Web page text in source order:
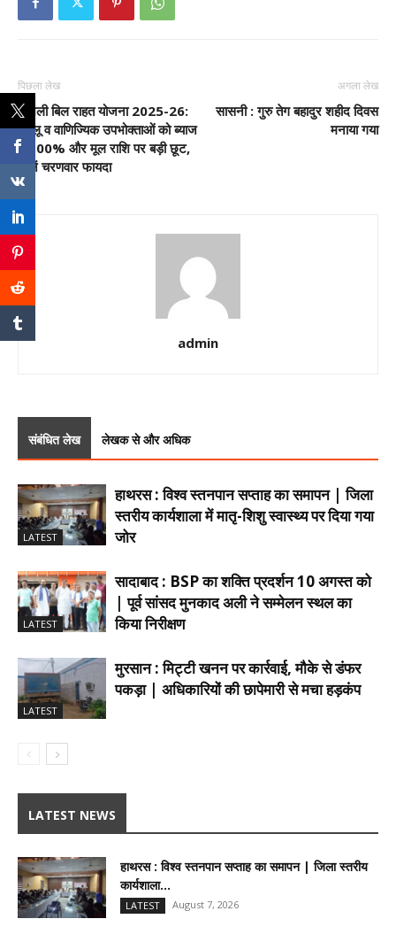
पिछला लेख
बिजली बिल राहत योजना 2025-26:
घरेलू व वाणिज्यिक उपभोक्ताओं को ब्याज
में 100% और मूल राशि पर बड़ी छूट,
जानें चरणवार फायदा
अगला लेख
सासनी : गुरु तेग बहादुर शहीद दिवस
मनाया गया
admin
संबंधित लेख लेखक से और अधिक
LATEST
हाथरस : विश्व स्तनपान सप्ताह का समापन | जिला
स्तरीय कार्यशाला में मातृ-शिशु स्वास्थ्य पर दिया गया
जोर
LATEST
सादाबाद : BSP का शक्ति प्रदर्शन 10 अगस्त को
| पूर्व सांसद मुनकाद अली ने सम्मेलन स्थल का
किया निरीक्षण
LATEST
मुरसान : मिट्टी खनन पर कार्रवाई, मौके से डंफर
पकड़ा | अधिकारियों की छापेमारी से मचा हड़कंप
LATEST NEWS
हाथरस : विश्व स्तनपान सप्ताह का समापन | जिला स्तरीय
कार्यशाला...
LATEST August 7, 2026